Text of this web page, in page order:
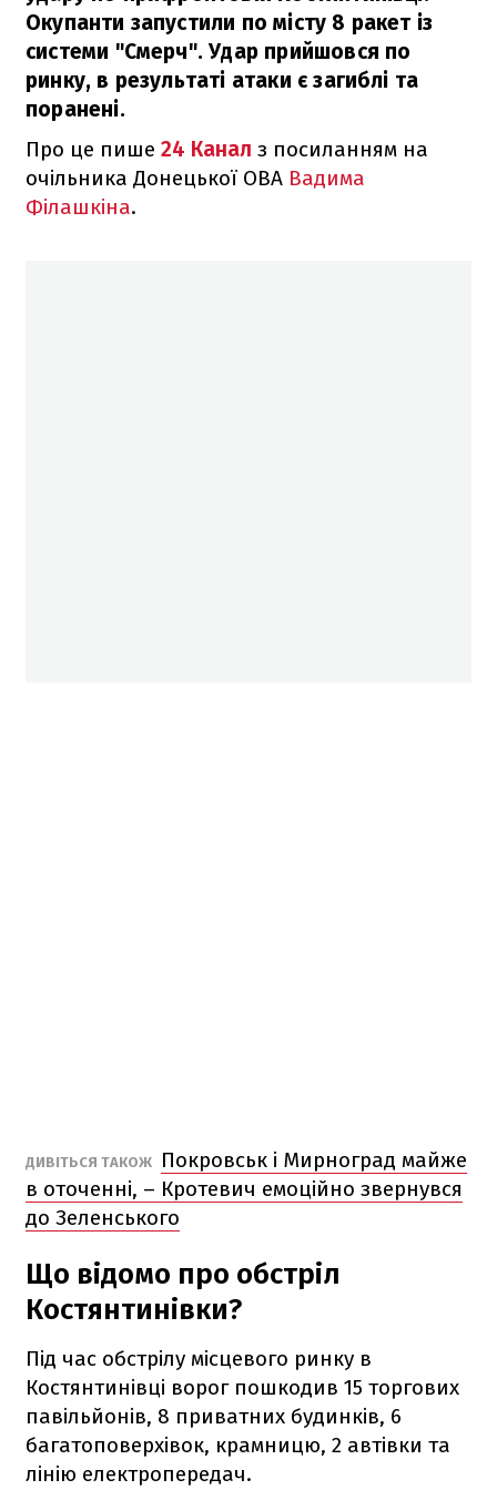
Окупанти запустили по місту 8 ракет із
системи "Смерч". Удар прийшовся по
ринку, в результаті атаки є загиблі та
поранені.
Про це пише 24 Канал з посиланням на
очільника Донецької ОВА Вадима
Філашкіна.
ДИВІТЬСЯ ТАКОЖ
Покровськ і Мирноград майже
в оточенні, – Кротевич емоційно звернувся
до Зеленського
Що відомо про обстріл
Костянтинівки?
Під час обстрілу місцевого ринку в
Костянтинівці ворог пошкодив 15 торгових
павільйонів, 8 приватних будинків, 6
багатоповерхівок, крамницю, 2 автівки та
лінію електропередач.